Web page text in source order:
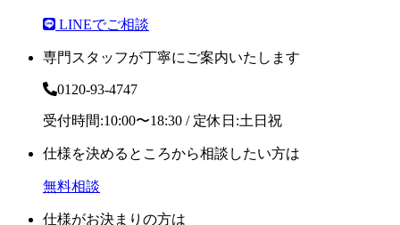
LINEでご相談
専門スタッフが丁寧にご案内いたします
0120-93-4747
受付時間:10:00〜18:30 / 定休日:土日祝
仕様を決めるところから相談したい方は
無料相談
仕様がお決まりの方は